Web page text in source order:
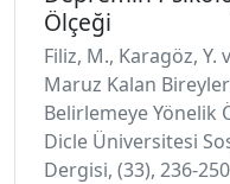
Ölçeği
Filiz, M., Karagöz, Y.
Maruz Kalan
Belirlemeye Yönelik
Dicle Üniversitesi
Dergisi, (33), 236-